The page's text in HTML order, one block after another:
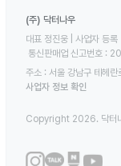
(주) 닥터나우
대표 정진웅 | 사업자
통신판매업 신고번호
주소 : 서울 강남구 테헤
사업자 정보 확인
Copyright 2026. 닥터